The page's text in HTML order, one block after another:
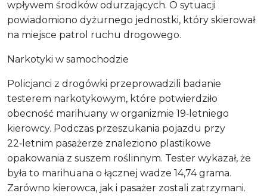
wpływem środków odurzających. O sytuacji
powiadomiono dyżurnego jednostki, który skierował
na miejsce patrol ruchu drogowego.
Narkotyki w samochodzie
Policjanci z drogówki przeprowadzili badanie
testerem narkotykowym, które potwierdziło
obecność marihuany w organizmie 19‑letniego
kierowcy. Podczas przeszukania pojazdu przy
22‑letnim pasażerze znaleziono plastikowe
opakowania z suszem roślinnym. Tester wykazał, że
była to marihuana o łącznej wadze 14,74 grama.
Zarówno kierowca, jak i pasażer zostali zatrzymani.